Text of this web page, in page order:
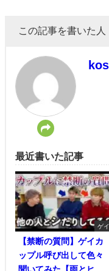
この記事を書いた人
最近書いた記事
ゲイ
【禁断の質問】ゲイカ
ップル呼び出して色々
聞いてみた【雨とヒ